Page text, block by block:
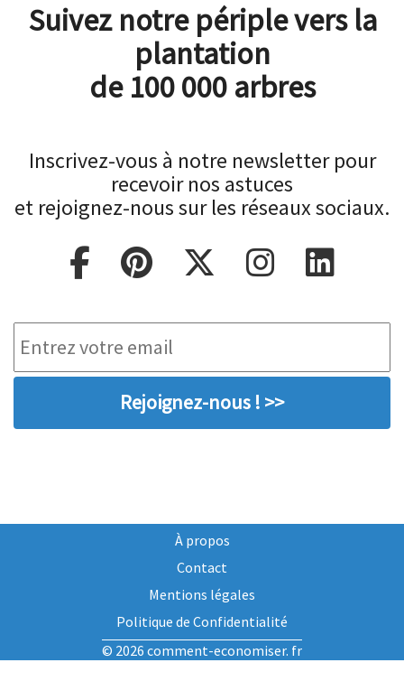
Suivez notre périple vers la
plantation
de 100 000 arbres
Inscrivez-vous à notre newsletter pour
recevoir nos astuces
et rejoignez-nous sur les réseaux sociaux.
Rejoignez-nous ! >>
À propos
Contact
Mentions légales
Politique de Confidentialité
© 2026 comment-economiser. fr